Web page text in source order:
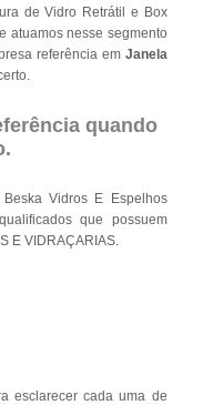
de Vidro Retrátil e Box
atuamos nesse segmento
referência em Janela
quando
.
Vidros E Espelhos
que possuem
E VIDRAÇARIAS.
esclarecer cada uma de